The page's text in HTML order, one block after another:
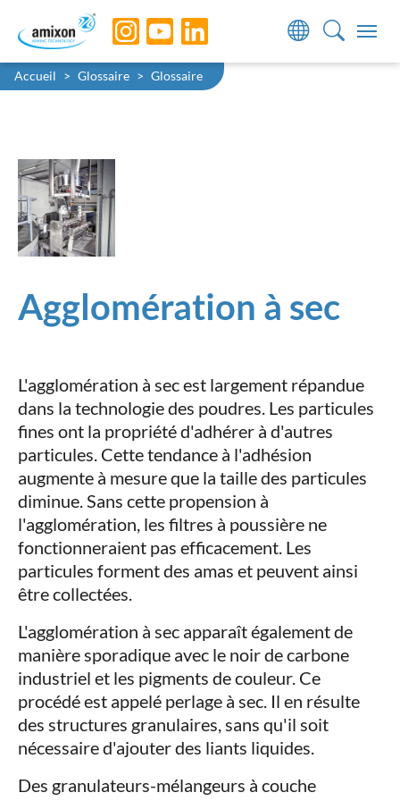
Skip to main navigation
Skip to main content
Skip to page footer
You are here:
Accueil Glossaire Glossaire
Agglomération à sec
L'agglomération à sec est largement répandue
dans la technologie des poudres. Les particules
fines ont la propriété d'adhérer à d'autres
particules. Cette tendance à l'adhésion
augmente à mesure que la taille des particules
diminue. Sans cette propension à
l'agglomération, les filtres à poussière ne
fonctionneraient pas efficacement. Les
particules forment des amas et peuvent ainsi
être collectées.
L'agglomération à sec apparaît également de
manière sporadique avec le noir de carbone
industriel et les pigments de couleur. Ce
procédé est appelé perlage à sec. Il en résulte
des structures granulaires, sans qu'il soit
nécessaire d'ajouter des liants liquides.
Des granulateurs-mélangeurs à couche